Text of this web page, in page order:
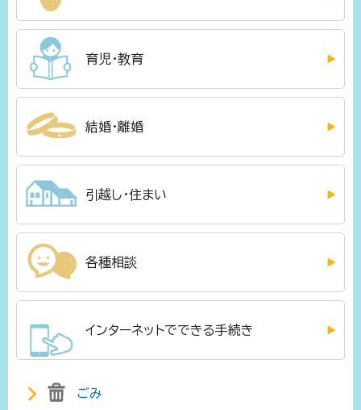
育児・教育
結婚・離婚
引越し・住まい
各種相談
インターネットでできる手続き
ごみ